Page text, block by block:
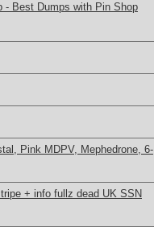
- Best Dumps with Pin Shop
Pink MDPV, Mephedrone, 6-
+ info fullz dead UK SSN